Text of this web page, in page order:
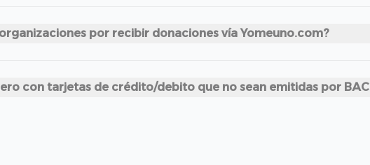
por recibir donaciones vía Yomeuno.com?
con tarjetas de crédito/debito que no sean emitidas por